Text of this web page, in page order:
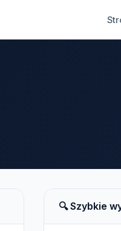
🔍 Szybkie